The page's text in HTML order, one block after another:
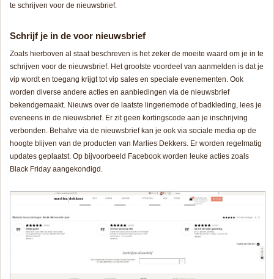
te schrijven voor de nieuwsbrief.
Schrijf je in de voor nieuwsbrief
Zoals hierboven al staat beschreven is het zeker de moeite waard om je in te
schrijven voor de nieuwsbrief. Het grootste voordeel van aanmelden is dat je
vip wordt en toegang krijgt tot vip sales en speciale evenementen. Ook
worden diverse andere acties en aanbiedingen via de nieuwsbrief
bekendgemaakt. Nieuws over de laatste lingeriemode of badkleding, lees je
eveneens in de nieuwsbrief. Er zit geen kortingscode aan je inschrijving
verbonden. Behalve via de nieuwsbrief kan je ook via sociale media op de
hoogte blijven van de producten van Marlies Dekkers. Er worden regelmatig
updates geplaatst. Op bijvoorbeeld Facebook worden leuke acties zoals
Black Friday aangekondigd.